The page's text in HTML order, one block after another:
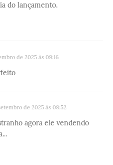
do lançamento.
de 2025 às 09:16
de 2025 às 08:52
agora ele vendendo